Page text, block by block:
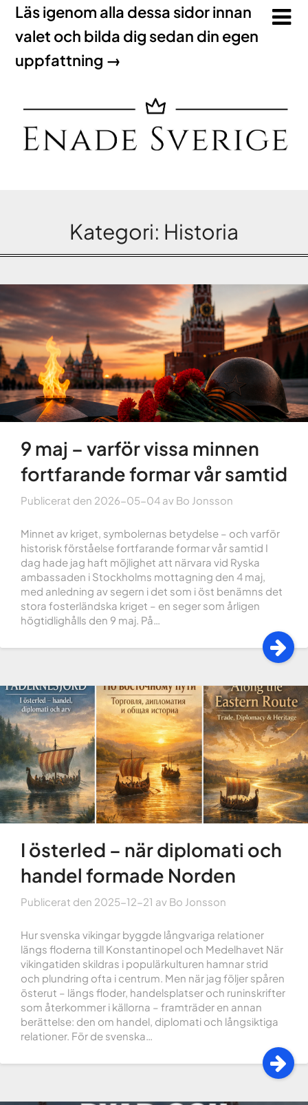
Läs igenom alla dessa sidor innan
valet och bilda dig sedan din egen
uppfattning →
Kategori: Historia
9 maj – varför vissa minnen
fortfarande formar vår samtid
Publicerat den 2026-05-04 av Bo Jonsson
Minnet av kriget, symbolernas betydelse – och varför
historisk förståelse fortfarande formar vår samtid I
dag hade jag haft möjlighet att närvara vid Ryska
ambassaden i Stockholms mottagning den 4 maj,
med anledning av segern i det som i öst benämns det
stora fosterländska kriget – en seger som årligen
högtidlighålls den 9 maj. På…
I österled – när diplomati och
handel formade Norden
Publicerat den 2025-12-21 av Bo Jonsson
Hur svenska vikingar byggde långvariga relationer
längs floderna till Konstantinopel och Medelhavet När
vikingatiden skildras i populärkulturen hamnar strid
och plundring ofta i centrum. Men när jag följer spåren
österut – längs floder, handelsplatser och runinskrifter
som återkommer i källorna – framträder en annan
berättelse: den om handel, diplomati och långsiktiga
relationer. För de svenska…